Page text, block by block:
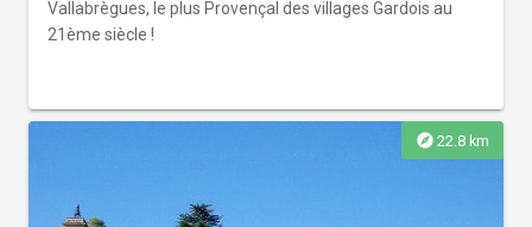
Vallabrègues, le plus Provençal des villages Gardois au
21ème siècle !
explore 22.8 km